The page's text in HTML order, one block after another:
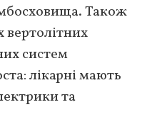
Також
вертолітних
систем
лікарні мають
та